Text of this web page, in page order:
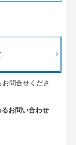
問合せくださ
お問い合わせ